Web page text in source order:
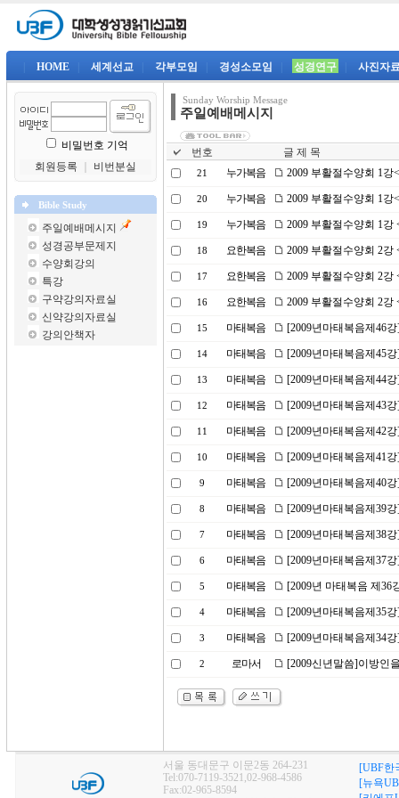
HOME 세계선교 각부모임 경성소모임 성경연구 사진자
비밀번호 기억
회원등록
비번분실
Bible Study
주일예배메시지
성경공부문제지
수양회강의
특강
구약강의자료실
신약강의자료실
강의안책자
Sunday Worship Message
주일예배메시지
번호 글 제 목
21 누가복음 2009 부활절수양회 1
20 누가복음 2009 부활절수양회 1
19 누가복음 2009 부활절수양회 1
18 요한복음 2009 부활절수양회 2
17 요한복음 2009 부활절수양회 2
16 요한복음 2009 부활절수양회 2
15 마태복음 [2009년마태복음제46
14 마태복음 [2009년마태복음제45
13 마태복음 [2009년마태복음제44
12 마태복음 [2009년마태복음제43
11 마태복음 [2009년마태복음제42
10 마태복음 [2009년마태복음제41
9 마태복음 [2009년마태복음제40
8 마태복음 [2009년마태복음제39
7 마태복음 [2009년마태복음제38
6 마태복음 [2009년마태복음제37
5 마태복음 [2009년 마태복음 제36
4 마태복음 [2009년마태복음제35
3 마태복음 [2009년마태복음제34
2 로마서 [2009신년말씀]이방인
서울 동대문구 이문2동 264-231
Tel:070-7119-3521,02-968-4586
Fax:02-965-8594
[UBF한
[뉴욕